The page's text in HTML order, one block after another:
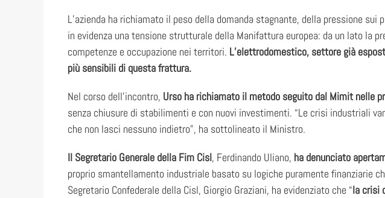
L’azienda ha richiamato il peso della domanda stagnante, della pressione
in evidenza una tensione strutturale della Manifattura europea: da un lato la
competenze e occupazione nei territori. L’elettrodomestico, settore già
più sensibili di questa frattura.
Nel corso dell’incontro, Urso ha richiamato il metodo seguito dal Mimit nelle
senza chiusure di stabilimenti e con nuovi investimenti. “Le crisi industriali
che non lasci nessuno indietro”, ha sottolineato il Ministro.
Il Segretario Generale della Fim Cisl, Ferdinando Uliano, ha denunciato
proprio smantellamento industriale basato su logiche puramente finanziarie
Segretario Confederale della Cisl, Giorgio Graziani, ha evidenziato che “la crisi